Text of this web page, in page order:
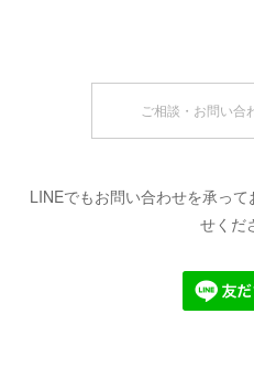
ご相談・お問い合
LINEでもお問い合わせを承っ
せくだ